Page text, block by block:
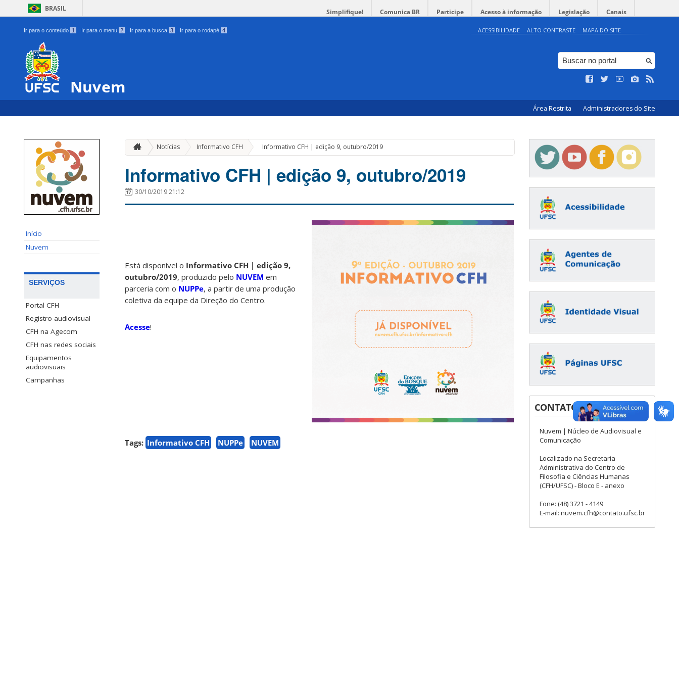
BRASIL Simplifique! Comunica BR Participe Acesso à informação Legislação Canais
Ir para o conteúdo 1 Ir para o menu 2 Ir para a busca 3 Ir para o rodapé 4 ACESSIBILIDADE ALTO CONTRASTE MAPA DO SITE
Nuvem
Área Restrita Administradores do Site
Início
Nuvem
SERVIÇOS
Portal CFH
Registro audiovisual
CFH na Agecom
CFH nas redes sociais
Equipamentos
audiovisuais
Campanhas
Notícias Informativo CFH » Informativo CFH | edição 9, outubro/2019
Informativo CFH | edição 9, outubro/2019
30/10/2019 21:12
Está disponível o Informativo CFH | edição 9,
outubro/2019, produzido pelo NUVEM em
parceria com o NUPPe, a partir de uma produção
coletiva da equipe da Direção do Centro.
Acesse!
Tags: Informativo CFH NUPPe NUVEM
CONTATOS
Nuvem | Núcleo de Audiovisual e
Comunicação
Localizado na Secretaria
Administrativa do Centro de
Filosofia e Ciências Humanas
(CFH/UFSC) - Bloco E - anexo
Fone: (48) 3721 - 4149
E-mail: nuvem.cfh@contato.ufsc.br